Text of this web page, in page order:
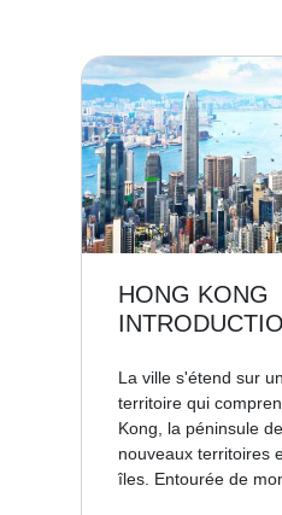
HONG KONG
La ville s'étend sur
territoire qui
Kong, la péninsule
nouveaux territoires
îles. Entourée de